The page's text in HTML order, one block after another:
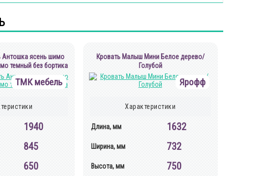
Антошка ясень шимо
темный без бортика
ТМК мебель
1940
845
650
Кровать Малыш Мини Белое дерево/
Голубой
Ярофф
Характеристики
Длина, мм 1632
Ширина, мм 732
Высота, мм 750